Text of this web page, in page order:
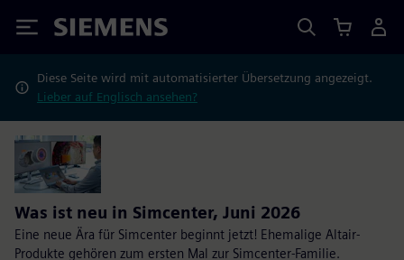
Siemens
Diese Seite wird mit automatisierter Übersetzung angezeigt.
Lieber auf Englisch ansehen?
Was ist neu in Simcenter, Juni 2026
Eine neue Ära für Simcenter beginnt jetzt! Ehemalige Altair-
Produkte gehören zum ersten Mal zur Simcenter-Familie.